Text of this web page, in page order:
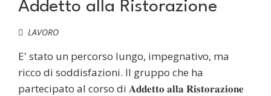
Addetto alla Ristorazione
LAVORO
E' stato un percorso lungo, impegnativo, ma
ricco di soddisfazioni. Il gruppo che ha
partecipato al corso di 𝐀𝐝𝐝𝐞𝐭𝐭𝐨 𝐚𝐥𝐥𝐚 𝐑𝐢𝐬𝐭𝐨𝐫𝐚𝐳𝐢𝐨𝐧𝐞